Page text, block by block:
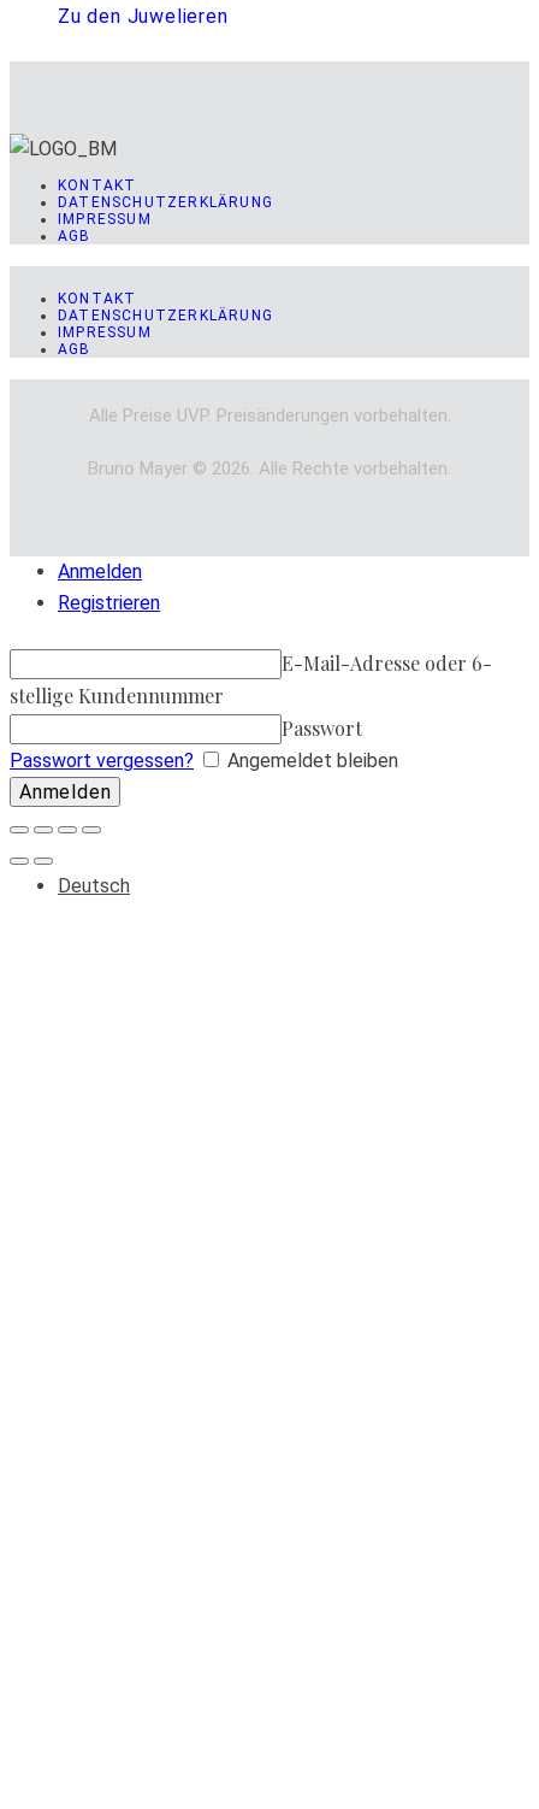
Zu den Juwelieren
KONTAKT
DATENSCHUTZERKLÄRUNG
IMPRESSUM
AGB
KONTAKT
DATENSCHUTZERKLÄRUNG
IMPRESSUM
AGB
Alle Preise UVP. Preisänderungen vorbehalten.
Bruno Mayer © 2026. Alle Rechte vorbehalten.
Anmelden
Registrieren
E-Mail-Adresse oder 6-
stellige Kundennummer
Passwort
Passwort vergessen? Angemeldet bleiben
Deutsch